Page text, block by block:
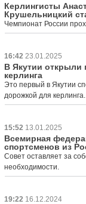
Керлингисты
Крушельницкий
Чемпионат России
16:42 23.01.2025
В Якутии открыли
керлинга
Это первый в Якутии
дорожкой для керлинга.
15:52 13.01.2025
Всемирная
спортсменов из
Совет оставляет за
необходимости.
19:22 16.12.2024